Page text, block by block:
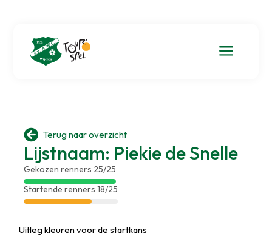
a
 Terug naar overzicht
Lijstnaam: Piekie de Snelle
Gekozen renners 25/25
Startende renners 18/25
Uitleg kleuren voor de startkans